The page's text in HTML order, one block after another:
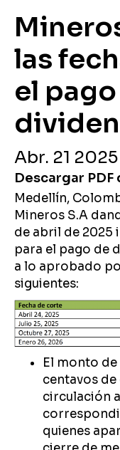
las
el
Abr. 21 2025
Descargar
Medellín,
Mineros S.A
de abril de 2025
para el pago de
a lo aprobado
siguientes:
El monto de
centavos
circulación
quienes